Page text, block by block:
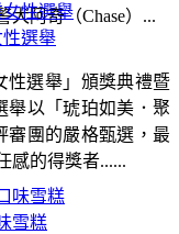
阿奇（Chase）...
雪糕
性選舉
性選舉」頒獎典禮暨
舉以「琥珀如美．聚
審團的嚴格甄選，最
感的得獎者......